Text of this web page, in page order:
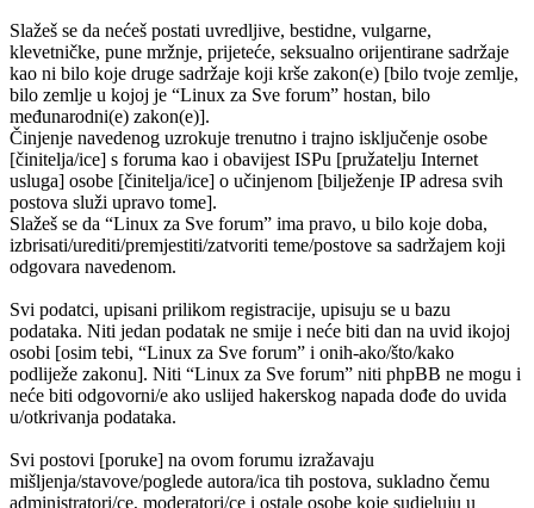
Slažeš se da nećeš postati uvredljive, bestidne, vulgarne,
klevetničke, pune mržnje, prijeteće, seksualno orijentirane sadržaje
kao ni bilo koje druge sadržaje koji krše zakon(e) [bilo tvoje zemlje,
bilo zemlje u kojoj je “Linux za Sve forum” hostan, bilo
međunarodni(e) zakon(e)].
Činjenje navedenog uzrokuje trenutno i trajno isključenje osobe
[činitelja/ice] s foruma kao i obavijest ISPu [pružatelju Internet
usluga] osobe [činitelja/ice] o učinjenom [bilježenje IP adresa svih
postova služi upravo tome].
Slažeš se da “Linux za Sve forum” ima pravo, u bilo koje doba,
izbrisati/urediti/premjestiti/zatvoriti teme/postove sa sadržajem koji
odgovara navedenom.
Svi podatci, upisani prilikom registracije, upisuju se u bazu
podataka. Niti jedan podatak ne smije i neće biti dan na uvid ikojoj
osobi [osim tebi, “Linux za Sve forum” i onih-ako/što/kako
podliježe zakonu]. Niti “Linux za Sve forum” niti phpBB ne mogu i
neće biti odgovorni/e ako uslijed hakerskog napada dođe do uvida
u/otkrivanja podataka.
Svi postovi [poruke] na ovom forumu izražavaju
mišljenja/stavove/poglede autora/ica tih postova, sukladno čemu
administratori/ce, moderatori/ce i ostale osobe koje sudjeluju u